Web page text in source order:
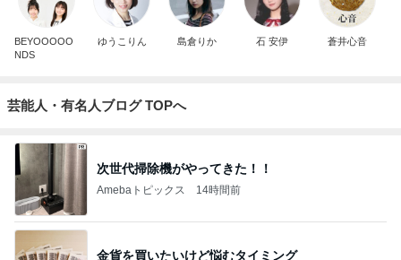
BEYOOOOO
NDS
ゆうこりん 島倉りか 石 安伊 蒼井心音
芸能人・有名人ブログ TOPへ
次世代掃除機がやってきた！！
Amebaトピックス 14時間前
金貨を買いたいけど悩むタイミング